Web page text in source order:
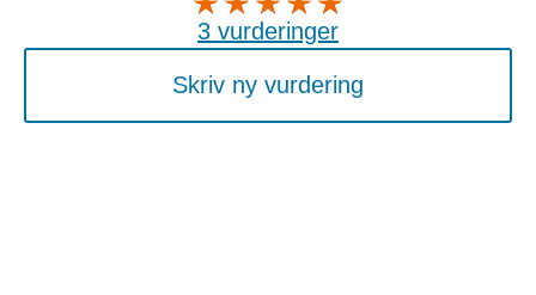
3 vurderinger
Skriv ny vurdering